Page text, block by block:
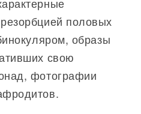
половых
образы
свою
фотографии